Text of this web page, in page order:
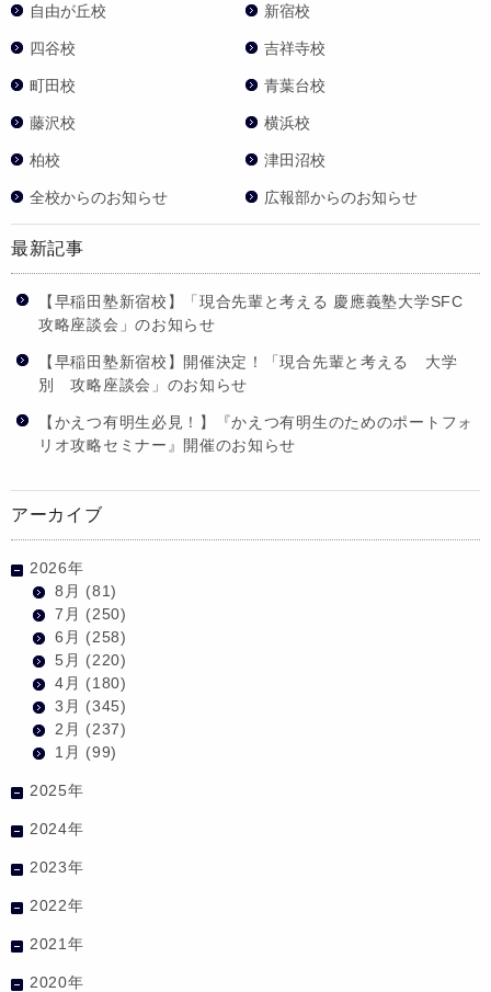
自由が丘校 新宿校
四谷校 吉祥寺校
町田校 青葉台校
藤沢校 横浜校
柏校 津田沼校
全校からのお知らせ 広報部からのお知らせ
最新記事
【早稲田塾新宿校】「現合先輩と考える 慶應義塾大学SFC
攻略座談会」のお知らせ
【早稲田塾新宿校】開催決定！「現合先輩と考える 大学
別 攻略座談会」のお知らせ
【かえつ有明生必見！】『かえつ有明生のためのポートフォ
リオ攻略セミナー』開催のお知らせ
アーカイブ
2026年
8月 (81)
7月 (250)
6月 (258)
5月 (220)
4月 (180)
3月 (345)
2月 (237)
1月 (99)
2025年
2024年
2023年
2022年
2021年
2020年